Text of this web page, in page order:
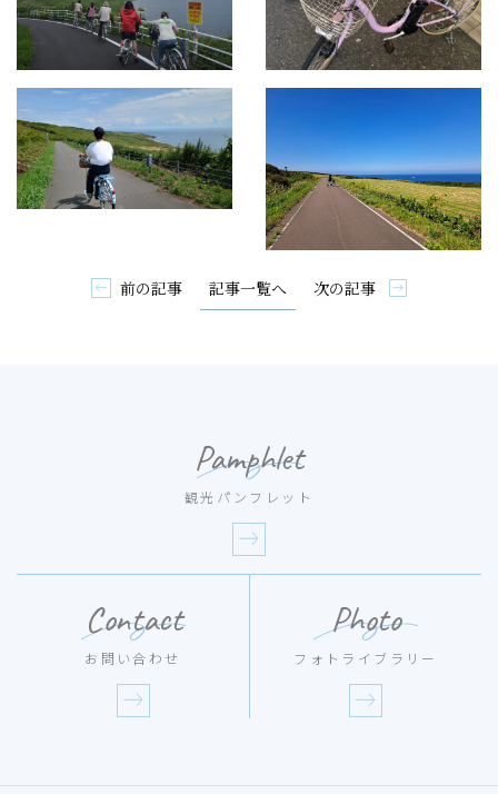
前の記事 記事一覧へ 次の記事
Pamphlet
観光パンフレット
Contact
お問い合わせ
Photo
フォトライブラリー